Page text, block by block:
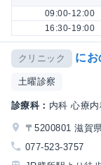
09:00-12:00
16:30-19:00
クリニック にお
土曜診察
診療科： 内科 心療
〒5200801 滋賀
077-523-3757